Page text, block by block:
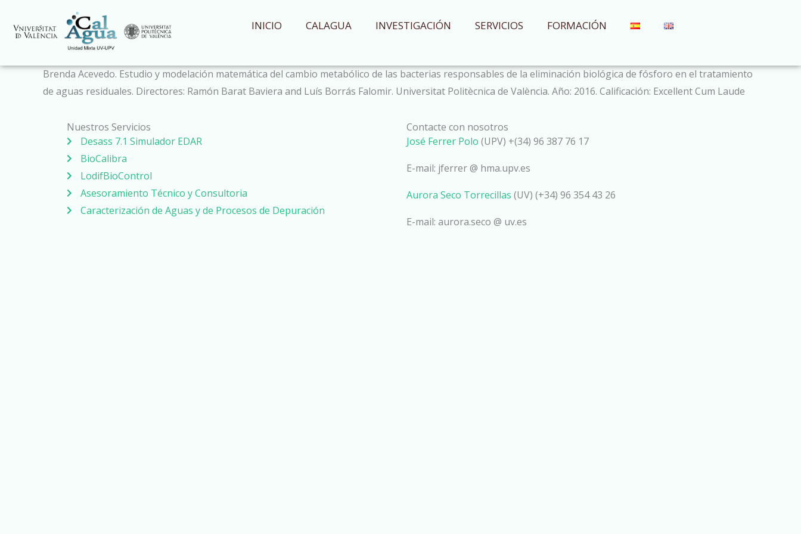
contenido
INICIO CALAGUA INVESTIGACIÓN SERVICIOS FORMACIÓN
Brenda Acevedo. Estudio y modelación matemática del cambio metabólico de las bacterias responsables de la eliminación biológica de fósforo en el tratamiento
de aguas residuales. Directores: Ramón Barat Baviera and Luís Borrás Falomir. Universitat Politècnica de València. Año: 2016. Calificación: Excellent Cum Laude
Nuestros Servicios
Desass 7.1 Simulador EDAR
BioCalibra
LodifBioControl
Asesoramiento Técnico y Consultoria
Caracterización de Aguas y de Procesos de Depuración
Contacte con nosotros
José Ferrer Polo (UPV) +(34) 96 387 76 17
E-mail: jferrer @ hma.upv.es
Aurora Seco Torrecillas (UV) (+34) 96 354 43 26
E-mail: aurora.seco @ uv.es